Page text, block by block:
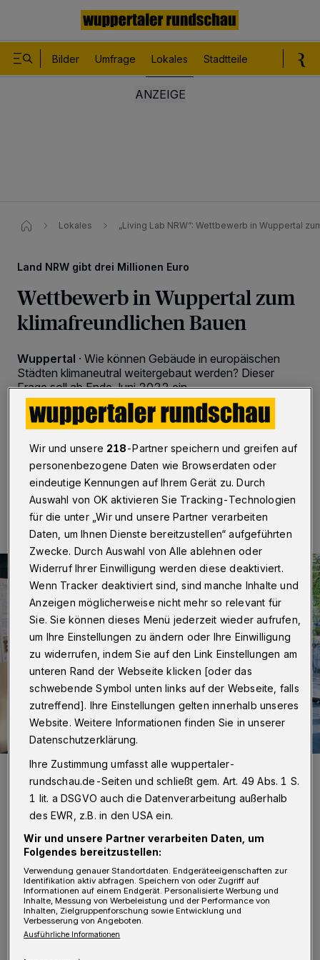
Bilder Umfrage Lokales Stadtteile
Lokales „Living Lab NRW“: Wettbewerb in Wuppertal
Land NRW gibt drei Millionen Euro
Wettbewerb in Wuppertal zum
klimafreundlichen Bauen
Wuppertal · Wie können Gebäude in europäischen
Städten klimaneutral weitergebaut werden? Dieser
Frage soll ab Ende Juni 2022 ein
Nachwuchsforscherteam im „Living Lab NRW“
nachgehen, das im Anschluss an den „Solar Decathlon
Europe“ in Wuppertal gestartet wird.
15.02.2022 , 08:00 Uhr Eine Minute Lesezeit
Minister Andreas Pinkwart und Katharina Simon im Gespräch über
das „Living Lab NRW“.
Foto: Living Lab.NRW
F ür das „Living Lab NRW“ können sich ab
jetzt Hochschulen aus Nordrhein-
Westfalen bewerben, die dann das
Wir und unsere 218-Partner speichern und greifen auf
personenbezogene Daten wie Browserdaten oder
eindeutige Kennungen auf Ihrem Gerät zu. Durch
Auswahl von OK aktivieren Sie Tracking-Technologien
für die unter „Wir und unsere Partner verarbeiten
Daten, um Ihnen Dienste bereitzustellen“ aufgeführten
Zwecke. Durch Auswahl von Alle ablehnen oder
Widerruf Ihrer Einwilligung werden diese deaktiviert.
Wenn Tracker deaktiviert sind, sind manche Inhalte und
Anzeigen möglicherweise nicht mehr so relevant für
Sie. Sie können dieses Menü jederzeit wieder aufrufen,
um Ihre Einstellungen zu ändern oder Ihre Einwilligung
zu widerrufen, indem Sie auf den Link Einstellungen am
unteren Rand der Webseite klicken [oder das
schwebende Symbol unten links auf der Webseite, falls
zutreffend]. Ihre Einstellungen gelten innerhalb unseres
Website. Weitere Informationen finden Sie in unserer
Datenschutzerklärung.
Ihre Zustimmung umfasst alle wuppertaler-
rundschau.de-Seiten und schließt gem. Art. 49 Abs. 1 S.
1 lit. a DSGVO auch die Datenverarbeitung außerhalb
des EWR, z.B. in den USA ein.
Wir und unsere Partner verarbeiten Daten, um
Folgendes bereitzustellen:
Verwendung genauer Standortdaten. Endgeräteeigenschaften zur
Identifikation aktiv abfragen. Speichern von oder Zugriff auf
Informationen auf einem Endgerät. Personalisierte Werbung und
Inhalte, Messung von Werbeleistung und der Performance von
Inhalten, Zielgruppenforschung sowie Entwicklung und
Verbesserung von Angeboten.
Ausführliche Informationen